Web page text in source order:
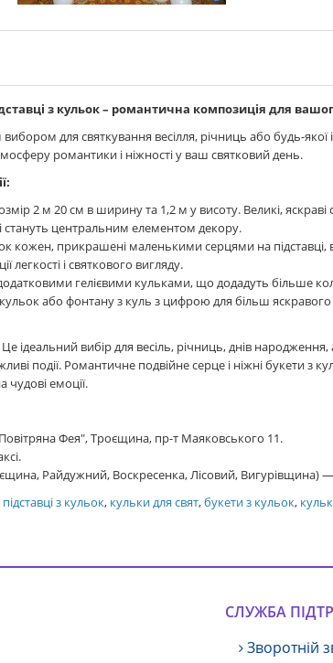
з кульок – романтична композиція для
для святкування весілля, річниць або будь-якої
романтики і ніжності у ваш святковий день.
2 м 20 см в ширину та 1,2 м у висоту. Великі, яскраві
центральним елементом декору.
кожен, прикрашені маленькими серцями на
легкості і святкового вигляду.
гелієвими кульками, що додадуть більше
або фонтану з куль з цифрою для більш яскравого
Це ідеальний вибір для весіль, річниць, днів
події. Романтичне подвійне серце і ніжні букети з
емоції.
Фея", Троєщина, пр-т Маяковського 11.
Райдужний, Воскресенка, Лісовий, Вигурівщина)
з кульок, кульки для свят,букети з кульок,
СЛУЖБА
Зворотній